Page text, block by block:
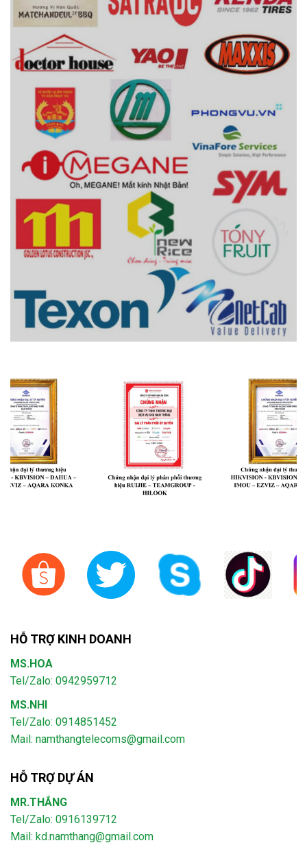
HỖ TRỢ KINH DOANH
MS.HOA
Tel/Zalo: 0942959712
MS.NHI
Tel/Zalo: 0914851452
Mail: namthangtelecoms@gmail.com
HỖ TRỢ DỰ ÁN
MR.THẮNG
Tel/Zalo: 0916139712
Mail: kd.namthang@gmail.com